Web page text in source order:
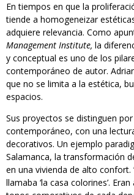
En tiempos en que la
tiende a homogeneizar
adquiere relevancia. Como
Management Institute, la
y conceptual es uno de los
contemporáneo de autor.
que no se limita a la estética,
espacios.
Sus proyectos se distinguen
contemporáneo, con una
decorativos. Un ejemplo
Salamanca, la transformación
en una vivienda de alto
llamaba ‘la casa colorines’.